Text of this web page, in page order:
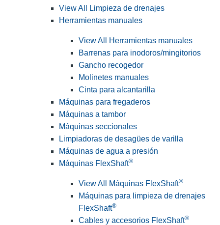
View All Limpieza de drenajes
Herramientas manuales
View All Herramientas manuales
Barrenas para inodoros/mingitorios
Gancho recogedor
Molinetes manuales
Cinta para alcantarilla
Máquinas para fregaderos
Máquinas a tambor
Máquinas seccionales
Limpiadoras de desagües de varilla
Máquinas de agua a presión
Máquinas FlexShaft®
View All Máquinas FlexShaft®
Máquinas para limpieza de drenajes
FlexShaft®
Cables y accesorios FlexShaft®